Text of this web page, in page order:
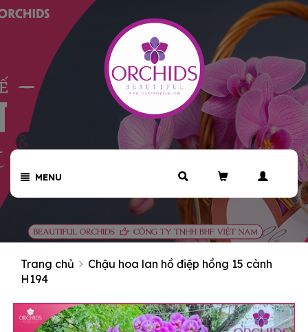
MENU
Trang chủ
Chậu hoa lan hồ điệp hồng 15 cành
H194